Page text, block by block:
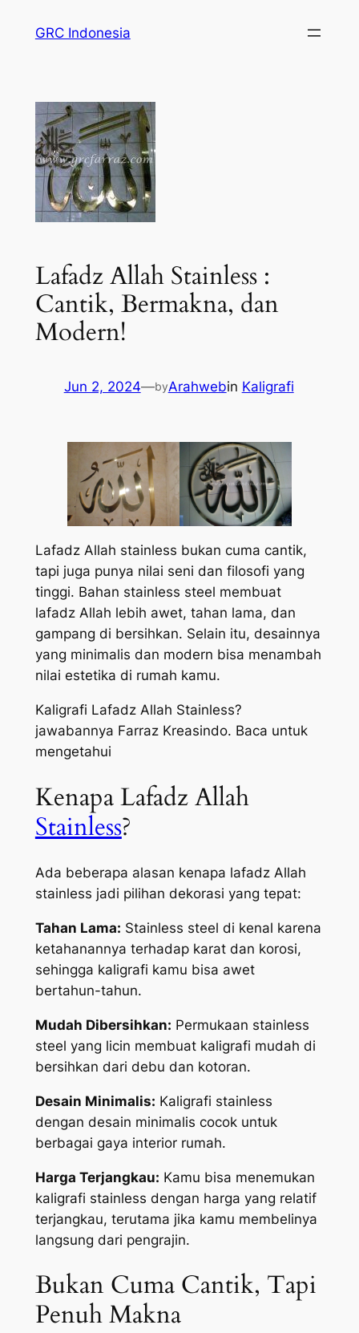
GRC Indonesia
Lafadz Allah Stainless :
Cantik, Bermakna, dan
Modern!
Jun 2, 2024—byArahwebin Kaligrafi
Lafadz Allah stainless bukan cuma cantik,
tapi juga punya nilai seni dan filosofi yang
tinggi. Bahan stainless steel membuat
lafadz Allah lebih awet, tahan lama, dan
gampang di bersihkan. Selain itu, desainnya
yang minimalis dan modern bisa menambah
nilai estetika di rumah kamu.
Kaligrafi Lafadz Allah Stainless?
jawabannya Farraz Kreasindo. Baca untuk
mengetahui
Kenapa Lafadz Allah
Stainless?
Ada beberapa alasan kenapa lafadz Allah
stainless jadi pilihan dekorasi yang tepat:
Tahan Lama: Stainless steel di kenal karena
ketahanannya terhadap karat dan korosi,
sehingga kaligrafi kamu bisa awet
bertahun-tahun.
Mudah Dibersihkan: Permukaan stainless
steel yang licin membuat kaligrafi mudah di
bersihkan dari debu dan kotoran.
Desain Minimalis: Kaligrafi stainless
dengan desain minimalis cocok untuk
berbagai gaya interior rumah.
Harga Terjangkau: Kamu bisa menemukan
kaligrafi stainless dengan harga yang relatif
terjangkau, terutama jika kamu membelinya
langsung dari pengrajin.
Bukan Cuma Cantik, Tapi
Penuh Makna